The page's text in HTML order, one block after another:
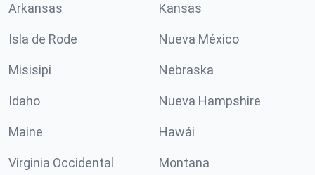
Arkansas Kansas
Isla de Rode Nueva México
Misisipi Nebraska
Idaho Nueva Hampshire
Maine Hawái
Virginia Occidental Montana